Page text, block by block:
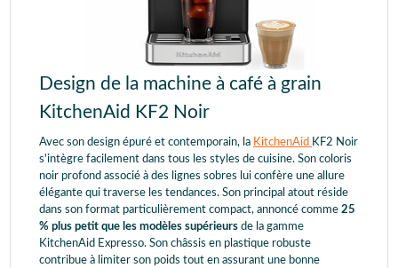
Design de la machine à café à grain
KitchenAid KF2 Noir
Avec son design épuré et contemporain, la KitchenAid KF2 Noir
s'intègre facilement dans tous les styles de cuisine. Son coloris
noir profond associé à des lignes sobres lui confère une allure
élégante qui traverse les tendances. Son principal atout réside
dans son format particulièrement compact, annoncé comme 25
% plus petit que les modèles supérieurs de la gamme
KitchenAid Expresso. Son châssis en plastique robuste
contribue à limiter son poids tout en assurant une bonne